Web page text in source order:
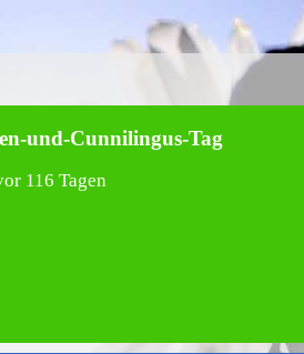
und-Cunnilingus-Tag
116 Tagen